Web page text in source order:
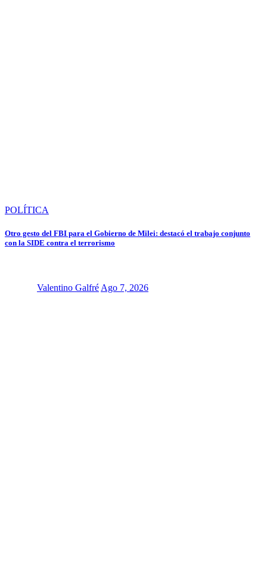
POLÍTICA
Otro gesto del FBI para el Gobierno de Milei: destacó el trabajo conjunto
con la SIDE contra el terrorismo
Valentino Galfré Ago 7, 2026